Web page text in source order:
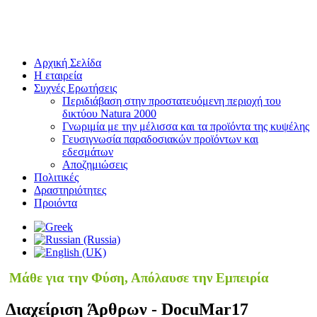
Αρχική Σελίδα
Η εταιρεία
Συχνές Ερωτήσεις
Περιδιάβαση στην προστατευόμενη περιοχή του
δικτύου Natura 2000
Γνωριμία με την μέλισσα και τα προϊόντα της κυψέλης
Γευσιγνωσία παραδοσιακών προϊόντων και
εδεσμάτων
Αποζημιώσεις
Πολιτικές
Δραστηριότητες
Προιόντα
Μάθε για την Φύση, Απόλαυσε την Εμπειρία
Διαχείριση Άρθρων - DocuMar17